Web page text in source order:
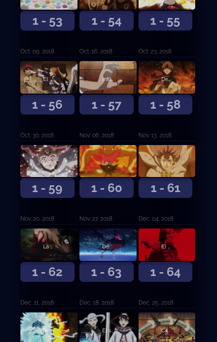
1 - 53
Oct. 09, 2018
1 - 54
Oct. 16, 2018
1 - 55
Oct. 23, 2018
1 - 56
El hombre llamado Fanzell, continuación
Oct. 30, 2018
1 - 57
Infiltración
Nov. 06, 2018
1 - 58
Decisiones en el campo de batalla
Nov. 13, 2018
1 - 59
Llamas de odio
Nov. 20, 2018
1 - 60
La expiación del desertor
Nov. 27, 2018
1 - 61
El mundo prometido
Dec. 04, 2018
1 - 62
La persona que te hace mejorar
Dec. 11, 2018
1 - 63
Desesperación contra esperanza
Dec. 18, 2018
1 - 64
El hilo rojo del destino
Dec. 25, 2018
Regresamos El secreto de Ojo de la Noche Blanca Cita doble en el festival